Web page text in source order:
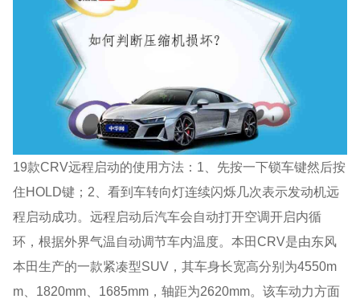
19款CRV远程启动的使用方法：1、先按一下锁车键然后按
住HOLD键；2、看到车转向灯连续闪烁几次表示发动机远
程启动成功。远程启动后汽车会自动打开空调开启内循
环，根据外界气温自动调节车内温度。本田CRV是由东风
本田生产的一款紧凑型SUV，其车身长宽高分别为4550m
m、1820mm、1685mm，轴距为2620mm。该车动力方面